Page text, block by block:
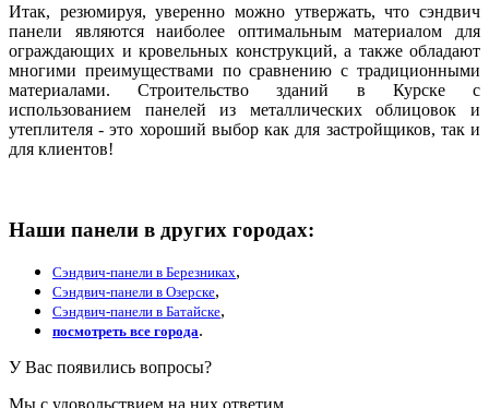
Итак, резюмируя, уверенно можно утвержать, что сэндвич
панели являются наиболее оптимальным материалом для
ограждающих и кровельных конструкций, а также обладают
многими преимуществами по сравнению с традиционными
материалами. Строительство зданий в Курске с
использованием панелей из металлических облицовок и
утеплителя - это хороший выбор как для застройщиков, так и
для клиентов!
Наши панели в других городах:
Сэндвич-панели в Березниках,
Сэндвич-панели в Озерске,
Сэндвич-панели в Батайске,
посмотреть все города.
У Вас появились вопросы?